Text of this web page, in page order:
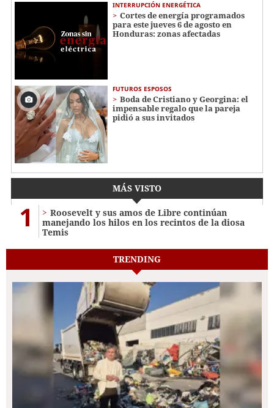
INTERRUPCIÓN ENERGÉTICA
Cortes de energía programados
para este jueves 6 de agosto en
Honduras: zonas afectadas
FUTUROS ESPOSOS
Boda de Cristiano y Georgina: el
impensable regalo que la pareja
pidió a sus invitados
MÁS VISTO
1
Roosevelt y sus amos de Libre continúan
manejando los hilos en los recintos de la diosa
Temis
TRENDING